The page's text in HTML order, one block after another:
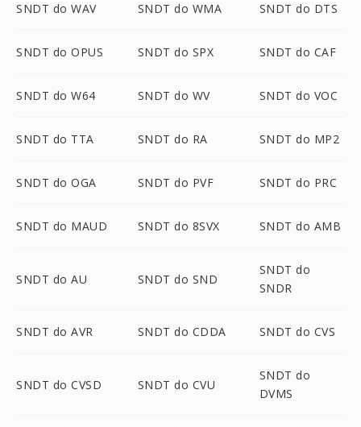
SNDT do WAV SNDT do WMA SNDT do DTS
SNDT do OPUS SNDT do SPX SNDT do CAF
SNDT do W64 SNDT do WV SNDT do VOC
SNDT do TTA SNDT do RA SNDT do MP2
SNDT do OGA SNDT do PVF SNDT do PRC
SNDT do MAUD SNDT do 8SVX SNDT do AMB
SNDT do AU SNDT do SND
SNDT do
SNDR
SNDT do AVR SNDT do CDDA SNDT do CVS
SNDT do CVSD SNDT do CVU
SNDT do
DVMS